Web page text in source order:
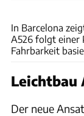
In Barcelona
A526 folgt einer
Fahrbarkeit
Leichtbau
Der neue